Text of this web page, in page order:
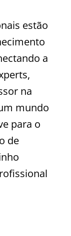
estão
a
na
mundo
para o
de